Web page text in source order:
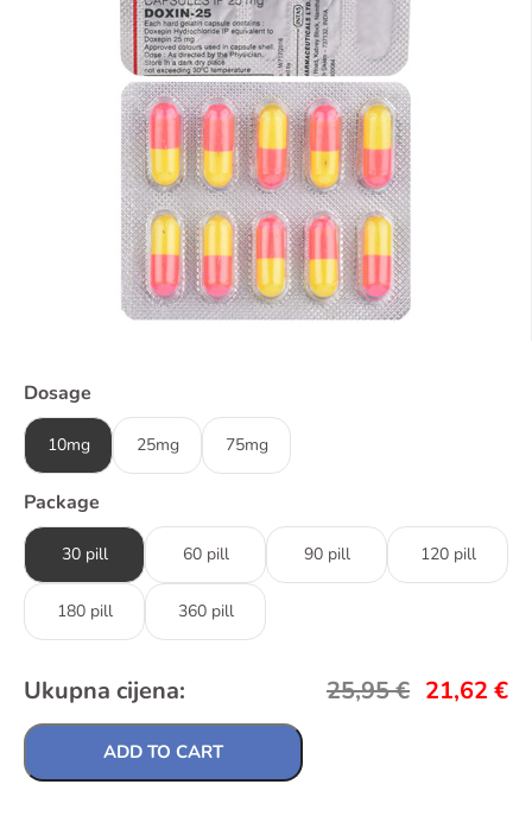
Dosage
10mg 25mg 75mg
Package
30 pill 60 pill 90 pill 120 pill
180 pill 360 pill
Ukupna cijena: 25,95€ 21,62 €
ADD TO CART